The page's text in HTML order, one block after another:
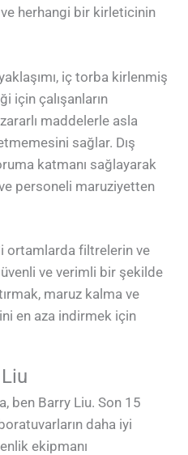
herhangi bir kirleticinin
iç torba kirlenmiş
için çalışanların
maddelerle asla
sağlar. Dış
katmanı sağlayarak
personeli maruziyetten
ortamlarda filtrelerin ve
ve verimli bir şekilde
maruz kalma ve
en aza indirmek için
ben Barry Liu. Son 15
daha iyi
ekipmanı